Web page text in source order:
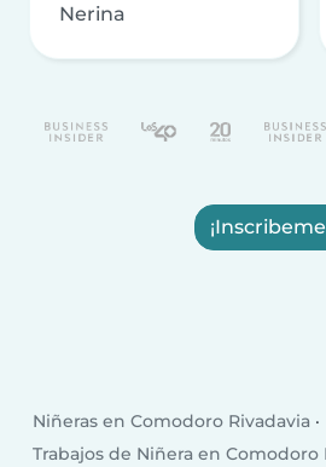
Nerina
Niñeras en Comodoro Rivadavia
Trabajos de Niñera en Comodoro